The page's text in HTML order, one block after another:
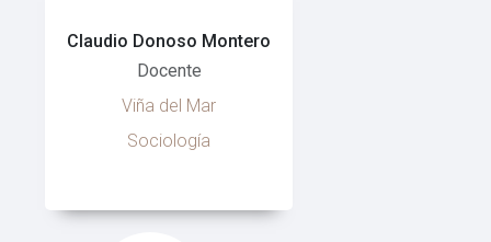
Claudio Donoso Montero
Docente
Viña del Mar
Sociología